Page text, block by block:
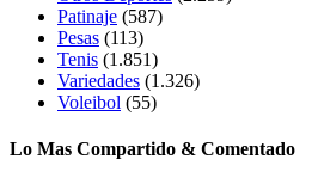
Patinaje (587)
Pesas (113)
Tenis (1.851)
Variedades (1.326)
Voleibol (55)
Lo Mas Compartido & Comentado